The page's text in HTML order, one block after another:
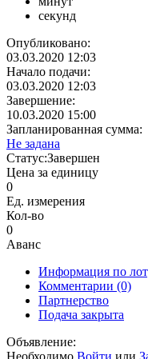
секунд
Опубликовано:
03.03.2020 12:03
Начало подачи:
03.03.2020 12:03
Завершение:
10.03.2020 15:00
Запланированная сумма:
Не задана
Статус:Завершен
Цена за единицу
0
Ед. измерения
Кол-во
0
Аванс
Информация по
Комментарии (0)
Партнерство
Подача закрыта
Объявление: